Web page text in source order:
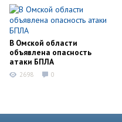
В Омской области
объявлена опасность
атаки БПЛА
2698 0